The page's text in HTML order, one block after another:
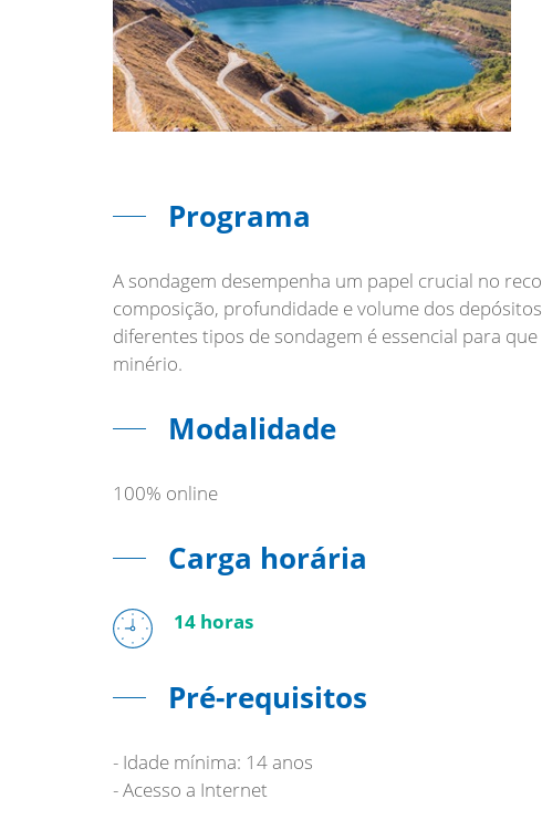
Programa
A sondagem desempenha um papel crucial no
composição, profundidade e volume dos
diferentes tipos de sondagem é essencial para
minério.
Modalidade
100% online
Carga horária
14 horas
Pré-requisitos
- Idade mínima: 14 anos
- Acesso a Internet